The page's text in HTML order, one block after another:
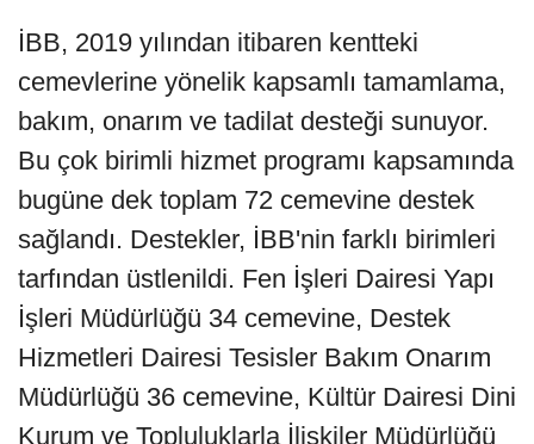
İBB, 2019 yılından itibaren kentteki
cemevlerine yönelik kapsamlı tamamlama,
bakım, onarım ve tadilat desteği sunuyor.
Bu çok birimli hizmet programı kapsamında
bugüne dek toplam 72 cemevine destek
sağlandı. Destekler, İBB'nin farklı birimleri
tarfından üstlenildi. Fen İşleri Dairesi Yapı
İşleri Müdürlüğü 34 cemevine, Destek
Hizmetleri Dairesi Tesisler Bakım Onarım
Müdürlüğü 36 cemevine, Kültür Dairesi Dini
Kurum ve Topluluklarla İlişkiler Müdürlüğü